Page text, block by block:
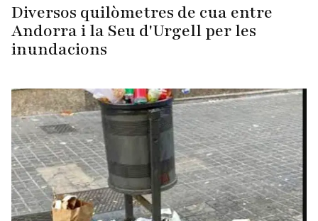
Diversos quilòmetres de cua entre
Andorra i la Seu d'Urgell per les
inundacions